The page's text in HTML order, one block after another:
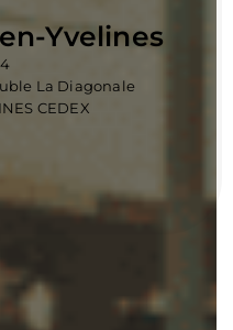
Yvelines
La Diagonale
CEDEX